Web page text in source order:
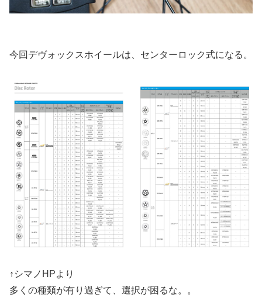
今回デヴォックスホイールは、センターロック式になる。
↑シマノHPより
多くの種類が有り過ぎて、選択が困るな。。